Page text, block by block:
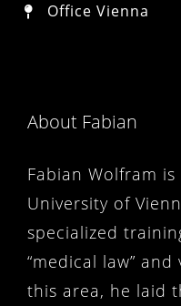
Office Vienna
About Fabian
Fabian Wolfram
University of
specialized
“medical law”
this area, he laid